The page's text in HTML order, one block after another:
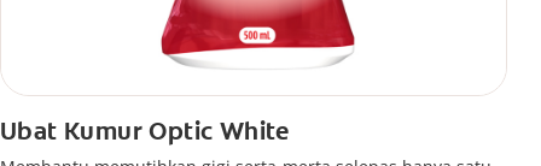
Ubat Kumur Optic White